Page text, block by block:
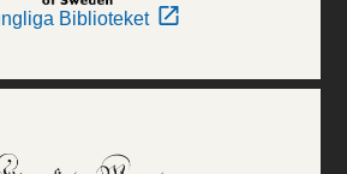
Biblioteket